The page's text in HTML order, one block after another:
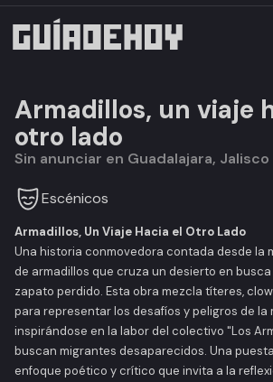
Armadillos, un viaje
otro lado
Sin anunciar en Guadalajara, Jalisco
Escénicos
Armadillos, Un Viaje Hacia el Otro Lado
Una historia conmovedora contada desde la
de armadillos que cruza un desierto en
zapato perdido. Esta obra mezcla títeres,
para representar los desafíos y peligros de la
inspirándose en la labor del colectivo "Los
buscan migrantes desaparecidos. Una
enfoque poético y crítico que invita a la